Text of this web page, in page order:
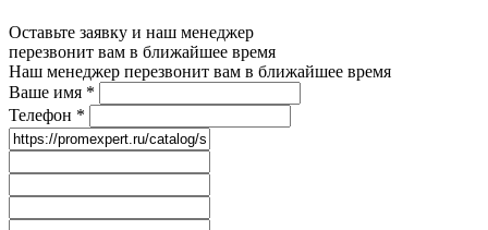
Оставьте заявку и наш менеджер
перезвонит вам в ближайшее время
Наш менеджер перезвонит вам в ближайшее время
Ваше имя *
Телефон *